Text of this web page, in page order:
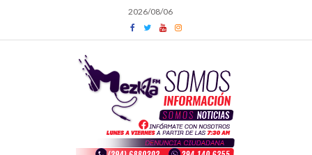
content
2026/08/06